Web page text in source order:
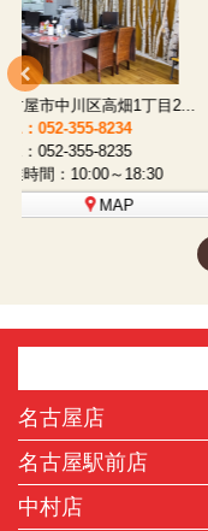
名古屋市西区八筋町277 ...
TEL：052-508-5933
FAX：052-508-5930
営業時間：10:00～18:30
名古屋店
名古屋駅前店
中村店